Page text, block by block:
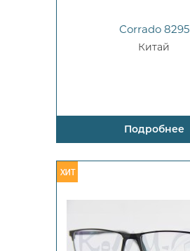
Corrado 8295
Китай
Подробнее